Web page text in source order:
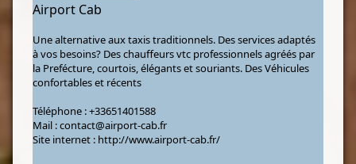
Airport Cab
Une alternative aux taxis traditionnels. Des services adaptés
à vos besoins? Des chauffeurs vtc professionnels agréés par
la Prefécture, courtois, élégants et souriants. Des Véhicules
confortables et récents
Téléphone :+33651401588
Mail :contact@airport-cab.fr
Site internet : http://www.airport-cab.fr/